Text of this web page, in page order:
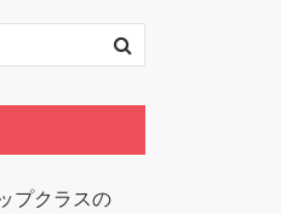
プクラスの